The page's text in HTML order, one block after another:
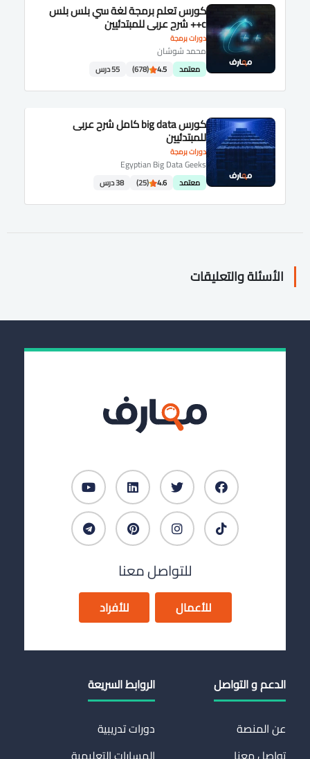
دورات برمجة
كورس تعلم برمجة لغة سي بلس بلس
c++ شرح عربى للمبتدئيين
محمد شوشان
معتمد 4.5
(678) 55 درس
دورات برمجة
كورس big data كامل شرح عربى
للمبتدئيين
Egyptian Big Data Geeks
معتمد 4.6
(25) 38 درس
الأسئلة والتعليقات
للتواصل معنا
للأعمال للأفراد
الدعم و التواصل
عن المنصة
الروابط السريعة
دورات تدريبية